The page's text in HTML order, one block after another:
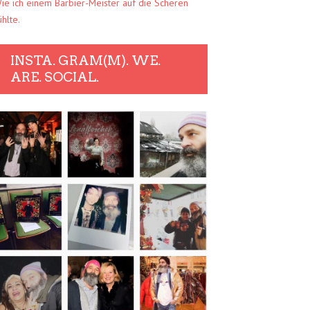
ich einem Barbier-Meister auf die Scheren
INSTA. GRAM(M). WE.
ARE. SOCIAL.